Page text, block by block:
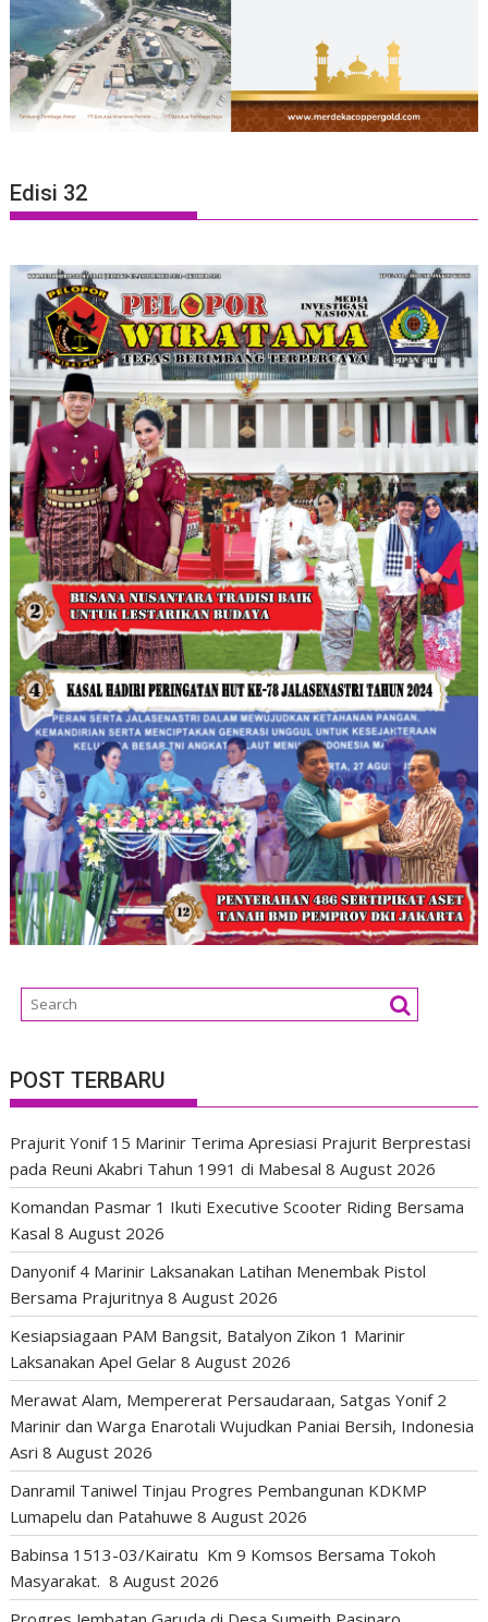
Edisi 32
POST TERBARU
Prajurit Yonif 15 Marinir Terima Apresiasi Prajurit Berprestasi
pada Reuni Akabri Tahun 1991 di Mabesal 8 August 2026
Komandan Pasmar 1 Ikuti Executive Scooter Riding Bersama
Kasal 8 August 2026
Danyonif 4 Marinir Laksanakan Latihan Menembak Pistol
Bersama Prajuritnya 8 August 2026
Kesiapsiagaan PAM Bangsit, Batalyon Zikon 1 Marinir
Laksanakan Apel Gelar 8 August 2026
Merawat Alam, Mempererat Persaudaraan, Satgas Yonif 2
Marinir dan Warga Enarotali Wujudkan Paniai Bersih, Indonesia
Asri 8 August 2026
Danramil Taniwel Tinjau Progres Pembangunan KDKMP
Lumapelu dan Patahuwe 8 August 2026
Babinsa 1513-03/Kairatu Km 9 Komsos Bersama Tokoh
Masyarakat. 8 August 2026